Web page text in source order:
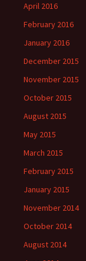
April 2016
February 2016
January 2016
December 2015
November 2015
October 2015
August 2015
May 2015
March 2015
February 2015
January 2015
November 2014
October 2014
August 2014